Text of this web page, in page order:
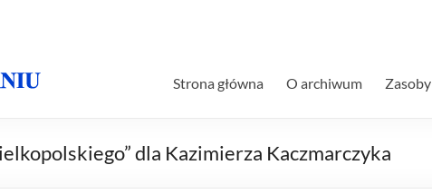
Strona główna O archiwum Zasoby
dla Kazimierza Kaczmarczyka